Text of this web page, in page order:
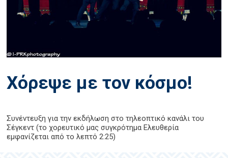
Χόρεψε με τον κόσμο!
Συνέντευξη για την εκδήλωση στο τηλεοπτικό κανάλι του
Σέγκεντ (το χορευτικό μας συγκρότημα Ελευθερία
εμφανίζεται από το λεπτό 2:25)